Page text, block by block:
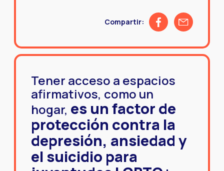
Compartir: Share on Facebook
Share by
Tener acceso a espacios
afirmativos, como un
hogar, es un factor de
protección contra la
depresión, ansiedad y
el suicidio para